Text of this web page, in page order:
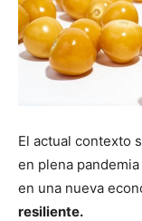
El actual contexto
en plena
en una nueva
resiliente.